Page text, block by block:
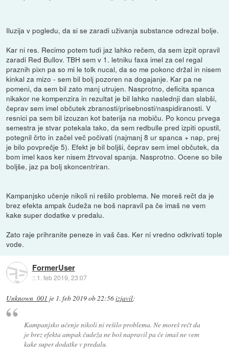
Iluzija v pogledu, da si se zaradi uživanja substance odrezal bolje.
Kar ni res. Recimo potem tudi jaz lahko rečem, da sem izpit opravil
zaradi Red Bullov. TBH sem v 1. letniku faxa imel za cel regal
praznih pixn pa so mi le tolk nucal, da so me pokonc držal in nisem
kinkal za mizo - sem bil bolj pozoren na dogajanje. Kar pa ne
pomeni, da sem bil zato manj utrujen. Nasprotno, deficita spanca
nikakor ne kompenzira in rezultat je bil lahko naslednji dan slabši,
čeprav sem imel občutek zbranosti/prisebnosti/naspidiranosti. V
resnici pa sem bil izcuzan kot baterija na mobiču. Po koncu prvega
semestra je stvar potekala tako, da sem redbulle pred izpiti opustil,
potegnil črto in začel več počivati (najmanj 8 ur spanca + nap, prej
je bilo povprečje 5). Efekt je bil boljši, čeprav sem imel občutek, da
bom imel kaos ker nisem žtrvoval spanja. Nasprotno. Ocene so bile
boljše, jaz pa bolj skoncentriran.
Kampanjsko učenje nikoli ni rešilo problema. Ne moreš rečt da je
brez efekta ampak čudeža ne boš napravil pa če imaš ne vem
kake super dodatke v predalu.
Zato raje prihranite peneze in vaš čas. Ker ni vredno odkrivati tople
vode.
FormerUser
:: 1. feb 2019, 23:07
Unknown_001 je 1. feb 2019 ob 22:56izjavil:
Kampanjsko učenje nikoli ni rešilo problema. Ne moreš rečt da
je brez efekta ampak čudeža ne boš napravil pa če imaš ne vem
kake super dodatke v predalu.